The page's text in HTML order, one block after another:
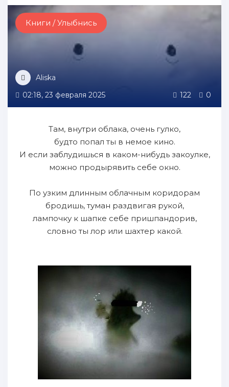
Книги / Улыбнись
Aliska
02:18, 23 февраля 2025
122 0
Там, внутри облака, очень гулко,
будто попал ты в немое кино.
И если заблудишься в каком-нибудь закоулке,
можно продырявить себе окно.
По узким длинным облачным коридорам
бродишь, туман раздвигая рукой,
лампочку к шапке себе пришпандорив,
словно ты лор или шахтер какой.